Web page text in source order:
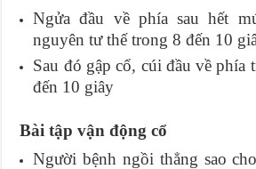
Ngửa đầu về phía sau hết
nguyên tư thế trong 8 đến 10
Sau đó gập cổ, cúi đầu về phía
đến 10 giây
Bài tập vận động cổ
Người bệnh ngồi thẳng sao